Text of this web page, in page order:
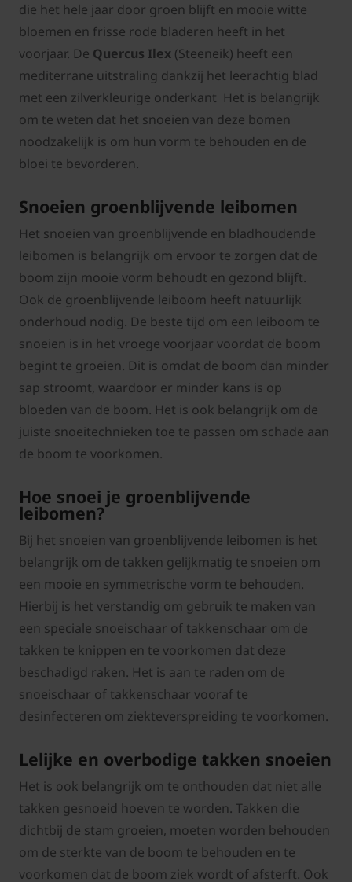
die het hele jaar door groen blijft en mooie witte
bloemen en frisse rode bladeren heeft in het
voorjaar. De Quercus Ilex (Steeneik) heeft een
mediterrane uitstraling dankzij het leerachtig blad
met een zilverkleurige onderkant Het is belangrijk
om te weten dat het snoeien van deze bomen
noodzakelijk is om hun vorm te behouden en de
bloei te bevorderen.
Snoeien groenblijvende leibomen
Het snoeien van groenblijvende en bladhoudende
leibomen is belangrijk om ervoor te zorgen dat de
boom zijn mooie vorm behoudt en gezond blijft.
Ook de groenblijvende leiboom heeft natuurlijk
onderhoud nodig. De beste tijd om een leiboom te
snoeien is in het vroege voorjaar voordat de boom
begint te groeien. Dit is omdat de boom dan minder
sap stroomt, waardoor er minder kans is op
bloeden van de boom. Het is ook belangrijk om de
juiste snoeitechnieken toe te passen om schade aan
de boom te voorkomen.
Hoe snoei je groenblijvende
leibomen?
Bij het snoeien van groenblijvende leibomen is het
belangrijk om de takken gelijkmatig te snoeien om
een mooie en symmetrische vorm te behouden.
Hierbij is het verstandig om gebruik te maken van
een speciale snoeischaar of takkenschaar om de
takken te knippen en te voorkomen dat deze
beschadigd raken. Het is aan te raden om de
snoeischaar of takkenschaar vooraf te
desinfecteren om ziekteverspreiding te voorkomen.
Lelijke en overbodige takken snoeien
Het is ook belangrijk om te onthouden dat niet alle
takken gesnoeid hoeven te worden. Takken die
dichtbij de stam groeien, moeten worden behouden
om de sterkte van de boom te behouden en te
voorkomen dat de boom ziek wordt of afsterft. Ook